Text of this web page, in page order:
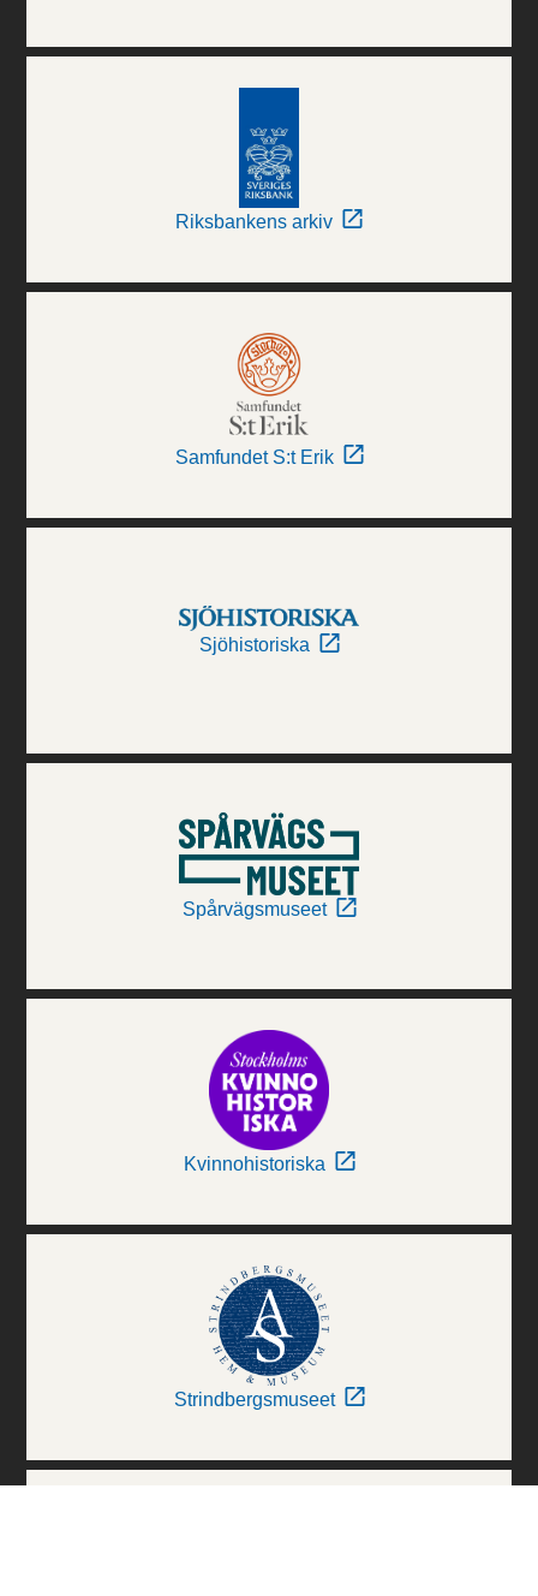
Riksbankens arkiv
Samfundet S:t Erik
Sjöhistoriska
Spårvägsmuseet
Kvinnohistoriska
Strindbergsmuseet